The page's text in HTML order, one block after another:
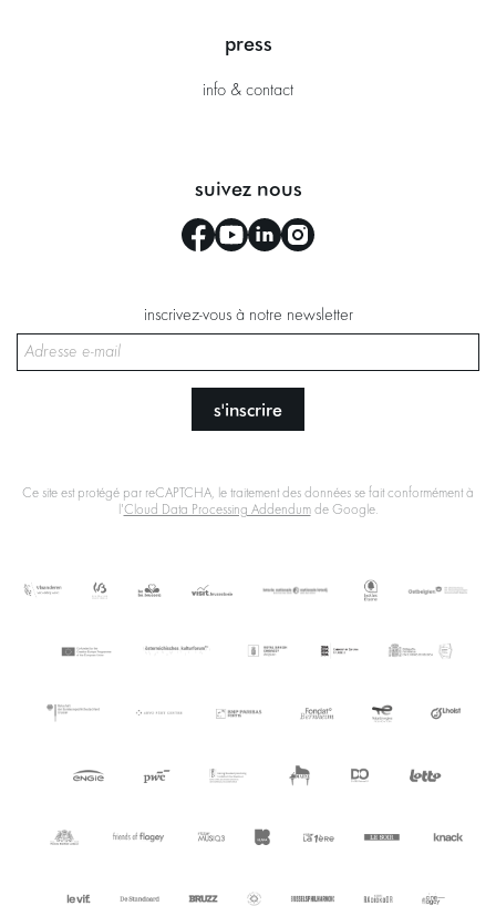
press
info & contact
suivez nous
inscrivez-vous à notre newsletter
s'inscrire
Ce site est protégé par reCAPTCHA, le traitement des données se fait conformément à
l'Cloud Data Processing Addendumde Google.